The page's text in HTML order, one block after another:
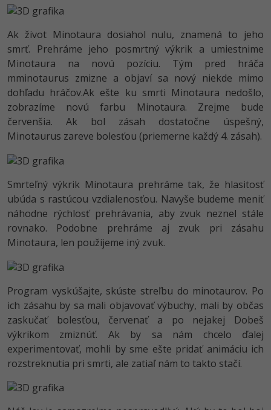
Time management
Fórum
Linux a UNIX
Siete
Kybernetická bezpečnost
Elektronický podpis
Windows
Blender
Inkscape
Fotografovanie -80%
Video
Ostatné
Ak život Minotaura dosiahol nulu, znamená to jeho
smrť. Prehráme jeho posmrtný výkrik a umiestnime
Minotaura na novú pozíciu. Tým pred hráča
mminotaurus zmizne a objaví sa nový niekde mimo
dohľadu hráčov.Ak ešte ku smrti Minotaura nedošlo,
zobrazíme novú farbu Minotaura. Zrejme bude
červenšia. Ak bol zásah dostatočne úspešný,
Minotaurus zareve bolesťou (priemerne každý 4. zásah).
Smrteľný výkrik Minotaura prehráme tak, že hlasitosť
ubúda s rastúcou vzdialenosťou. Navyše budeme meniť
náhodne rýchlosť prehrávania, aby zvuk neznel stále
rovnako. Podobne prehráme aj zvuk pri zásahu
Minotaura, len použijeme iný zvuk.
Program vyskúšajte, skúste streľbu do minotaurov. Po
ich zásahu by sa mali objavovať výbuchy, mali by občas
zaskučať bolesťou, červenať a po nejakej Dobeš
výkrikom zmiznúť. Ak by sa nám chcelo ďalej
experimentovať, mohli by sme ešte pridať animáciu ich
rozstreknutia pri smrti, ale zatiaľ nám to takto stačí.